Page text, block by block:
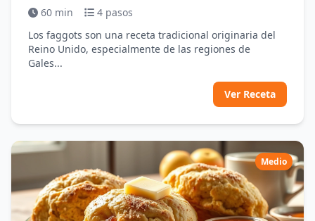
60 min
4 pasos
Los faggots son una receta tradicional originaria del
Reino Unido, especialmente de las regiones de
Gales...
Ver Receta
Medio